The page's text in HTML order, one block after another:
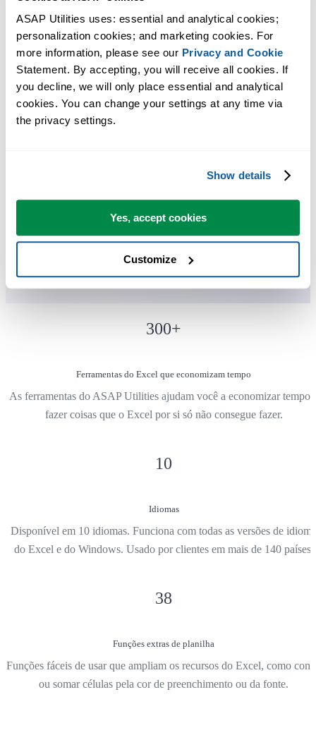
ASAP Utilities uses: essential and analytical cookies;
personalization cookies; and marketing cookies. For
more information, please see our Privacy and Cookie
Statement. By accepting, you will receive all cookies. If
you decline, we will only place essential and analytical
cookies. You can change your settings at any time via
the privacy settings.
Show details
Yes, accept cookies
Customize
Economize tempo no Excel. Simples assim.
Coleção de ferramentas para preencher células e adicionar dados.
Você pode começar imediatamente. Não é necessário treinamento.
Usado por equipes em mais de 28.500 organizações.
300+
Ferramentas do Excel que economizam tempo
As ferramentas do ASAP Utilities ajudam você a economizar tempo
fazer coisas que o Excel por si só não consegue fazer.
10
Idiomas
Disponível em 10 idiomas. Funciona com todas as versões de idioma
do Excel e do Windows. Usado por clientes em mais de 140 países.
38
Funções extras de planilha
Funções fáceis de usar que ampliam os recursos do Excel, como
ou somar células pela cor de preenchimento ou da fonte.